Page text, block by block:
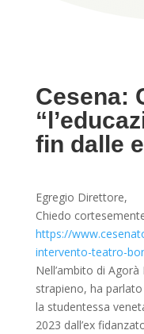
Cesena:
fin dalle
Egregio Direttore,
Chiedo
https://
intervento-teatro-
Nell’ambito di
strapieno, ha
la studentessa
2023 dall’ex